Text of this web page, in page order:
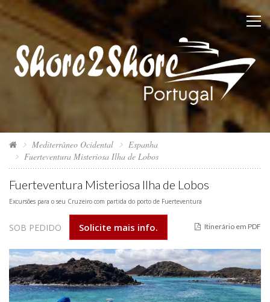
Mediterrâneo Ocidental
Espanha
Fuerteventura Misteriosa Ilha de Lobos
Fuerteventura Misteriosa Ilha de Lobos
Excursões para o seu Cruzeiro com partida do porto de Fuerteventura
SOB PEDIDO Solicite mais info. Itinerário em PDF